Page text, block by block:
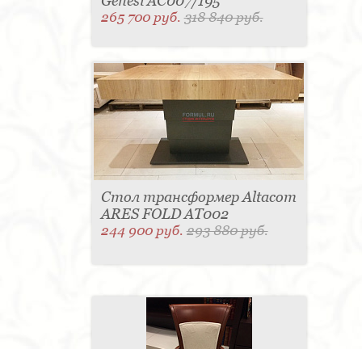
265 700 руб.318 840 руб.
Стол трансформер Altacom
ARES FOLD AT002
244 900 руб.293 880 руб.